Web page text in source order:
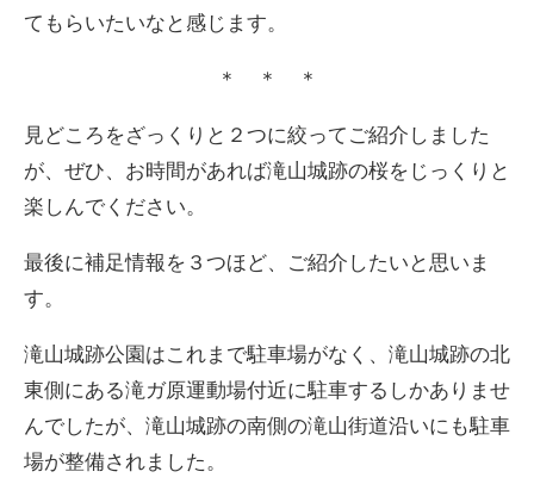
てもらいたいなと感じます。
＊ ＊ ＊
見どころをざっくりと２つに絞ってご紹介しました
が、ぜひ、お時間があれば滝山城跡の桜をじっくりと
楽しんでください。
最後に補足情報を３つほど、ご紹介したいと思いま
す。
滝山城跡公園はこれまで駐車場がなく、滝山城跡の北
東側にある滝ガ原運動場付近に駐車するしかありませ
んでしたが、滝山城跡の南側の滝山街道沿いにも駐車
場が整備されました。